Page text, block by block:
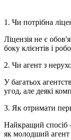
1. Чи потрібна
Ліцензія не є
боку клієнтів і
2. Чи агент з
У багатьох
угод, але деякі
3. Як отримати
Найкращий спосіб
як молодший агент